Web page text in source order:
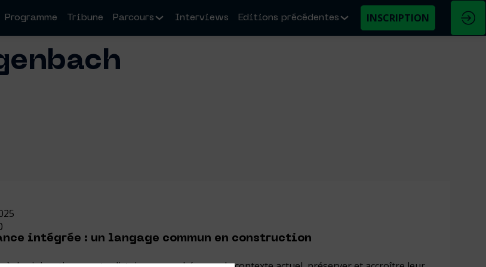
Programme Tribune Parcours Interviews Editions précédentes INSCRIPTION
intégrée : un langage commun en construction